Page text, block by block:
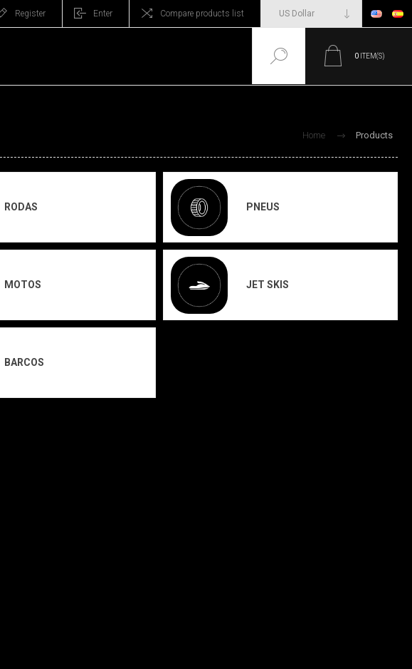
Register Enter Compare products list
0 ITEM(S)
Home Products
RODAS PNEUS
MOTOS JET SKIS
BARCOS